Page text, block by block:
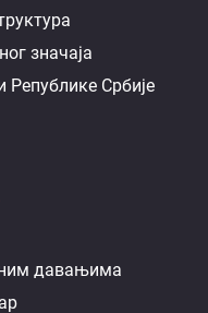
значаја
Србије
давањима